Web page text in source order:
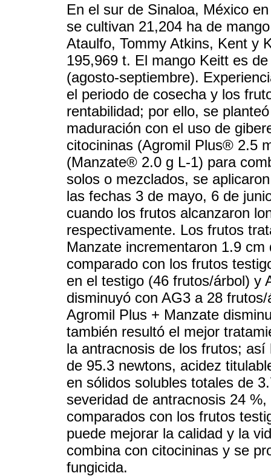
En el sur de Sinaloa, México
se cultivan 21,204 ha de
Ataulfo, Tommy Atkins, Kent y
195,969 t. El mango Keitt es
(agosto-septiembre).
el periodo de cosecha y los
rentabilidad; por ello, se
maduración con el uso de
citocininas (Agromil Plus® 2.5
(Manzate® 2.0 g L-1) para
solos o mezclados, se
las fechas 3 de mayo, 6 de
cuando los frutos alcanzaron
respectivamente. Los frutos
Manzate incrementaron 1.9
comparado con los frutos
en el testigo (46 frutos/árbol) y
disminuyó con AG3 a 28
Agromil Plus + Manzate
también resultó el mejor
la antracnosis de los frutos;
de 95.3 newtons, acidez
en sólidos solubles totales de
severidad de antracnosis 24
comparados con los frutos
puede mejorar la calidad y la
combina con citocininas y se
fungicida.